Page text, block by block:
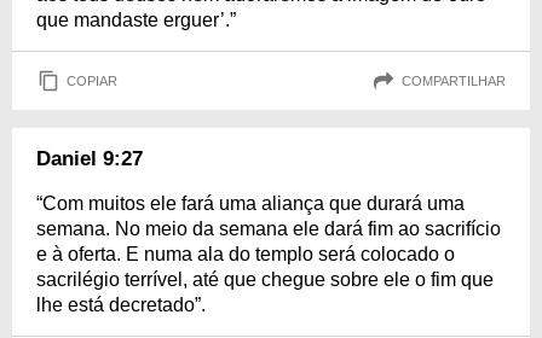
que mandaste erguer’.”
COPIAR COMPARTILHAR
Daniel 9:27
“Com muitos ele fará uma aliança que durará uma
semana. No meio da semana ele dará fim ao sacrifício
e à oferta. E numa ala do templo será colocado o
sacrilégio terrível, até que chegue sobre ele o fim que
lhe está decretado”.